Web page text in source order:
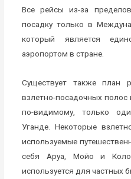
Все рейсы из-за
посадку только в
который является
аэропортом в стране.
Существует также план
взлетно-посадочных полос
по-видимому, только
Уганде. Некоторые
используемые
себя Аруа, Мойо и
используется для частных